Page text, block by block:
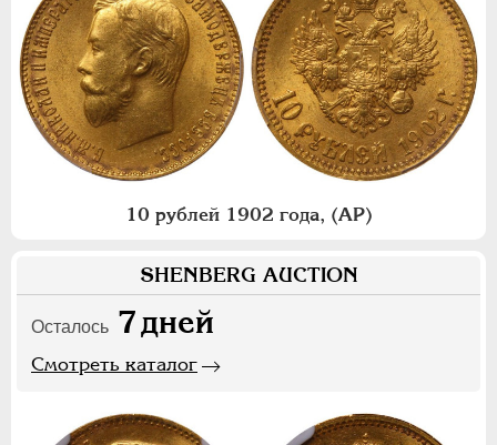
10 рублей 1902 года, (АР)
SHENBERG AUCTION
Осталось 7дней
Смотреть каталог